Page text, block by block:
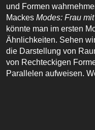
und Formen
Mackes Modes: Frau
könnte man im ersten
Ähnlichkeiten. Sehen
die Darstellung von
von Rechteckigen
Parallelen aufweisen.